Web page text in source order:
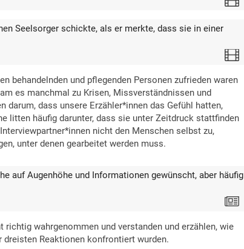
Seelsorger schickte, als er merkte, dass sie in einer
behandelnden und pflegenden Personen zufrieden waren
es manchmal zu Krisen, Missverständnissen und
darum, dass unsere Erzähler*innen das Gefühl hatten,
litten häufig darunter, dass sie unter Zeitdruck stattfinden
nicht den Menschen selbst zu,
unter denen gearbeitet werden muss.
auf Augenhöhe und Informationen gewünscht, aber häufig
wahrgenommen und verstanden und erzählen, wie
Reaktionen konfrontiert wurden.